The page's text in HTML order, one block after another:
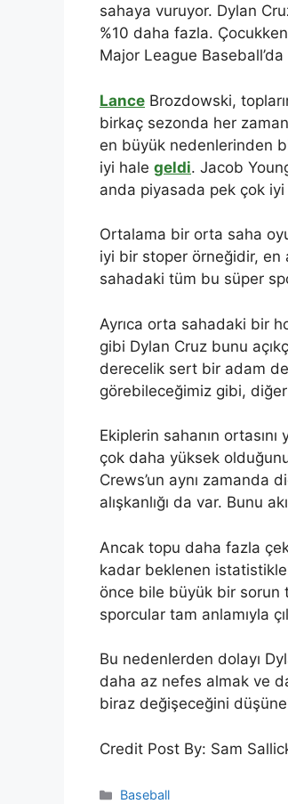
sahaya vuruyor. Dylan
%10 daha fazla.
Major League
Lance Brozdowski,
birkaç sezonda her
en büyük nedenlerinden
iyi hale geldi. Jacob
anda piyasada pek çok
Ortalama bir orta saha
iyi bir stoper örneğidir, en
sahadaki tüm bu süper
Ayrıca orta sahadaki bir
gibi Dylan Cruz bunu
derecelik sert bir adam
görebileceğimiz gibi,
Ekiplerin sahanın ortasını
çok daha yüksek
Crews’un aynı zamanda
alışkanlığı da var. Bunu
Ancak topu daha fazla
kadar beklenen
önce bile büyük bir sorun
sporcular tam anlamıyla
Bu nedenlerden dolayı
daha az nefes almak ve
biraz değişeceğini
Credit Post By: Sam
Categories
Baseball